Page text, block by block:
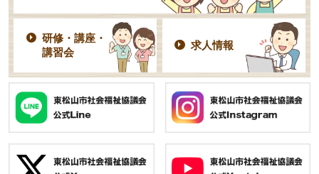
研修・講座・
講習会
求人情報